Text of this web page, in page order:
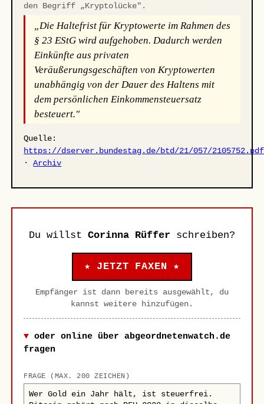
den Begriff „Kryptolücke".
„Die Haltefrist für Kryptowerte im Rahmen des
§ 23 EStG wird aufgehoben. Dadurch werden
Einkünfte aus privaten
Veräußerungsgeschäften von Kryptowerten
unabhängig von der Dauer des Haltens mit
dem persönlichen Einkommensteuersatz
besteuert."
Quelle:
https://dserver.bundestag.de/btd/21/057/2105752.pdf
·Archiv
Du willst Corinna Rüffer schreiben?
★ JETZT FAXEN ★
Empfänger ist dann bereits ausgewählt, du
kannst weitere hinzufügen.
oder online über abgeordnetenwatch.de
fragen
FRAGE (MAX. 200 ZEICHEN)